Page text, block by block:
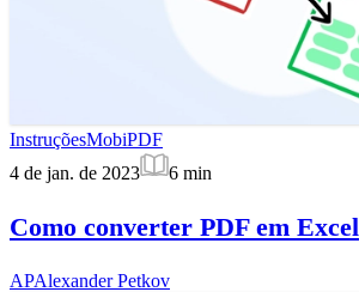
InstruçõesMobiPDF
4 de jan. de 2023
6 min
Como converter PDF em Excel
APAlexander Petkov